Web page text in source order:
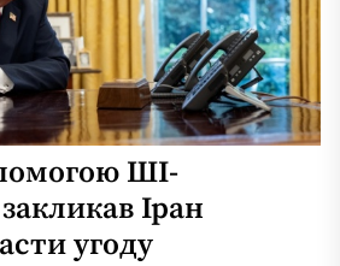
ШІ-
Іран
угоду